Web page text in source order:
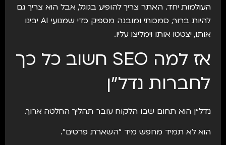
העולמות יחד. האתר צריך להופיע בגוגל, אבל הוא צריך גם
להיות ברור, סמכותי ומובנה מספיק כדי שמנועי AI יבינו
אותו, יצטטו אותו וימליצו עליו.
אז למה SEO חשוב כל כך
לחברות נדל״ן
נדל״ן הוא תחום שבו הלקוח עובר תהליך החלטה ארוך.
הוא לא תמיד מחפש מיד “השארת פרטים”.